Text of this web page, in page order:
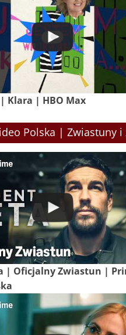
Klara | HBO Max
Polska | Zwiastuny i
| Oficjalny Zwiastun |